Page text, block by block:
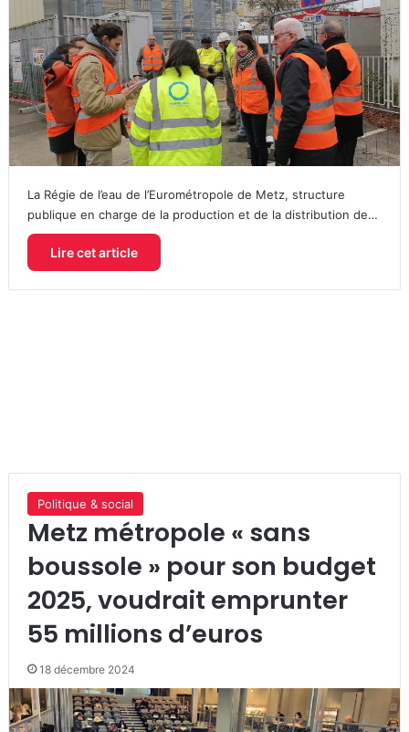
La Régie de l’eau de l’Eurométropole de Metz, structure
publique en charge de la production et de la distribution de…
Lire cet article
Politique & social
Metz métropole « sans
boussole » pour son budget
2025, voudrait emprunter
55 millions d’euros
18 décembre 2024